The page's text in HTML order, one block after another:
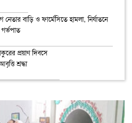
বাড়ি ও ফার্মেসিতে হামলা, নির্যাতনে
গর্ভপাত
প্রয়াণ দিবসে
শ্রদ্ধা